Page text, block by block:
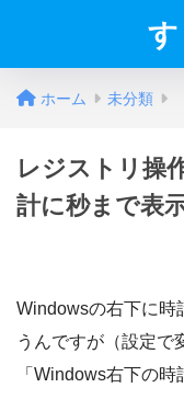
ホーム 未分類
レジストリ操
計に秒まで表
Windowsの右下に時
うんですが（設定で
「Windows右下の